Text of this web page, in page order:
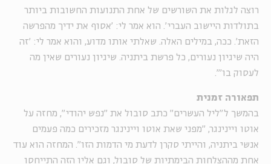
רוצה לגלות את השורשים של אחת התנועות החשובות ביותר
בתולדות היישוב העברי'. הוא אמר לי: 'אסוף את ידיך מהפרשה
הזאת'. ככה, במילים האלה. שאלתי אותו מדוע, והוא אמר לי: 'זה
היה שיגיון נעורים, כל פרשת ביתניה. שיגיון נעורים שאין מה
לעסוק בו'".
תפאורה זמנית
בהמשך ל"ליל העשרים" כתב סובול את "נפש יהודי", מחזה על
אוטו ויינינגר, "מפני שאת אוטו ויינינגר מזכירים כמה פעמים
אנשי ביתניה, והייתי סקרן לדעת מי הדמות הזו". המחזה הוא עוד
אחת מההצלחות הבימתיות של סובול, וגם אליו הזה התייחסו